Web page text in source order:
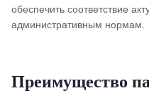
обеспечить соответствие
административным нормам.
Преимущество